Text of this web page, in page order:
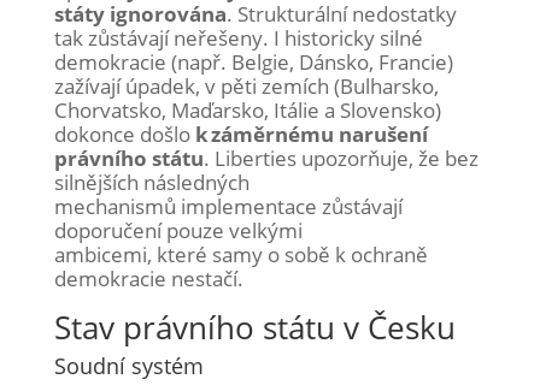
státyignorována. Strukturální nedostatky
tak zůstávají neřešeny. I historicky silné
demokracie (např. Belgie, Dánsko, Francie)
zažívají úpadek, v pěti zemích (Bulharsko,
Chorvatsko, Maďarsko, Itálie a Slovensko)
dokonce došlok záměrnému narušení
právního státu. Libertiesupozorňuje, že bez
silnějších následných
mechanismů implementace zůstávají
doporučení pouze velkými
ambicemi, které samy o sobě k ochraně
demokracie nestačí.
Stav právního státu v Česku
Soudní systém